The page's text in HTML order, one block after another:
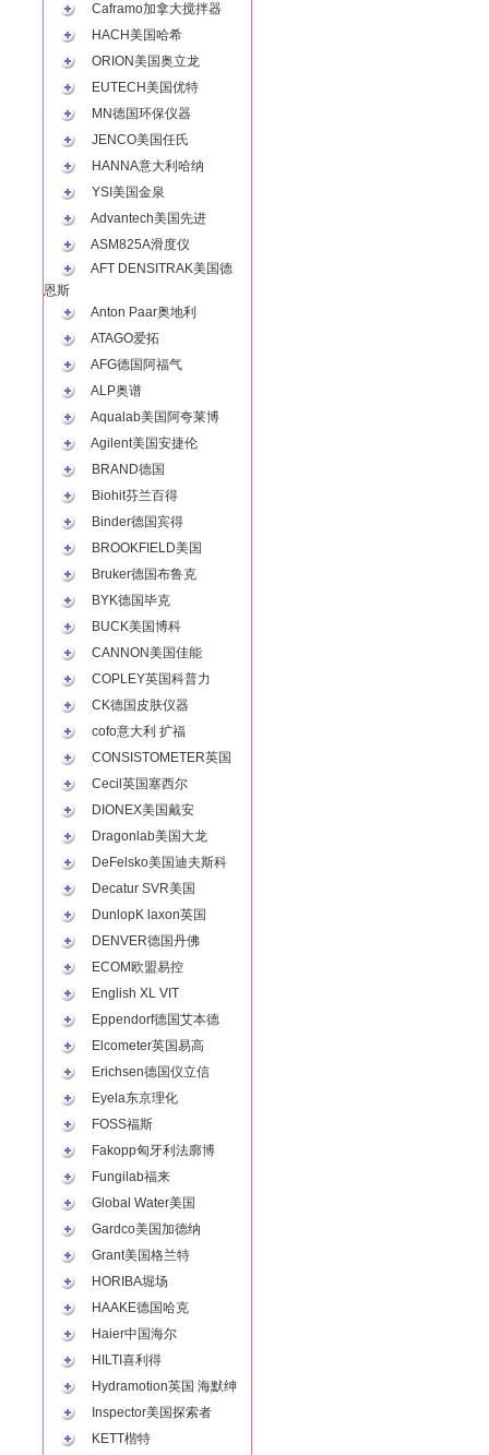
Caframo加拿大搅拌器
HACH美国哈希
ORION美国奥立龙
EUTECH美国优特
MN德国环保仪器
JENCO美国任氏
HANNA意大利哈纳
YSI美国金泉
Advantech美国先进
ASM825A滑度仪
AFT DENSITRAK美国德
恩斯
Anton Paar奥地利
ATAGO爱拓
AFG德国阿福气
ALP奥谱
Aqualab美国阿夸莱博
Agilent美国安捷伦
BRAND德国
Biohit芬兰百得
Binder德国宾得
BROOKFIELD美国
Bruker德国布鲁克
BYK德国毕克
BUCK美国博科
CANNON美国佳能
COPLEY英国科普力
CK德国皮肤仪器
cofo意大利 扩福
CONSISTOMETER英国
Cecil英国塞西尔
DIONEX美国戴安
Dragonlab美国大龙
DeFelsko美国迪夫斯科
Decatur SVR美国
DunlopK laxon英国
DENVER德国丹佛
ECOM欧盟易控
English XL VIT
Eppendorf德国艾本德
Elcometer英国易高
Erichsen德国仪立信
Eyela东京理化
FOSS福斯
Fakopp匈牙利法廓博
Fungilab福来
Global Water美国
Gardco美国加德纳
Grant美国格兰特
HORIBA堀场
HAAKE德国哈克
Haier中国海尔
HILTI喜利得
Hydramotion英国 海默绅
Inspector美国探索者
KETT楷特